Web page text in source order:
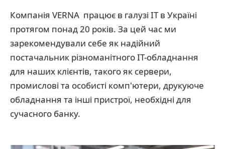
Компанія VERNA працює в галузі ІТ в Україні
протягом понад 20 років. За цей час ми
зарекомендували себе як надійний
постачальник різноманітного ІТ-обладнання
для наших клієнтів, такого як сервери,
промислові та особисті комп'ютери, друкуюче
обладнання та інші пристрої, необхідні для
сучасного банку.